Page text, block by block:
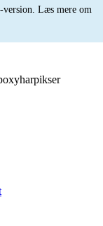
version. Læs mere om